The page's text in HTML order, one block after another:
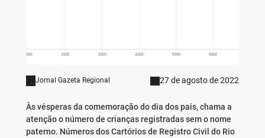
Jornal Gazeta Regional 27 de agosto de 2022
Às vésperas da comemoração do dia dos pais, chama a
atenção o número de crianças registradas sem o nome
paterno. Números dos Cartórios de Registro Civil do Rio